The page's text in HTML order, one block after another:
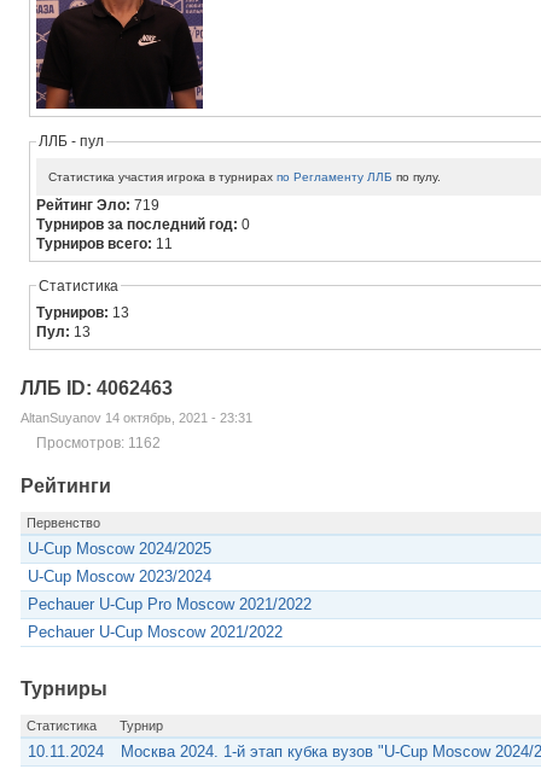
ЛЛБ - пул
Статистика участия игрока в турнирахпо Регламенту ЛЛБ по пулу.
Рейтинг Эло:719
Турниров за последний год:0
Турниров всего: 11
Статистика
Турниров: 13
Пул: 13
ЛЛБ ID: 4062463
AltanSuyanov 14 октябрь, 2021 - 23:31
Просмотров: 1162
Рейтинги
Первенство
U-Cup Moscow 2024/2025
U-Cup Moscow 2023/2024
Pechauer U-Cup Pro Moscow 2021/2022
Pechauer U-Cup Moscow 2021/2022
Турниры
Статистика Турнир
10.11.2024
Москва 2024. 1-й этап кубка вузов "U-Cup Moscow 2024/